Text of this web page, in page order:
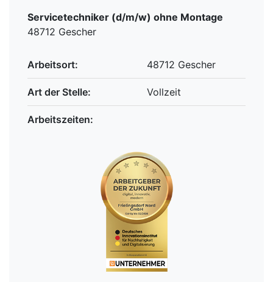
Servicetechniker (d/m/w) ohne Montage
48712 Gescher
Arbeitsort: 48712 Gescher
Art der Stelle: Vollzeit
Arbeitszeiten: